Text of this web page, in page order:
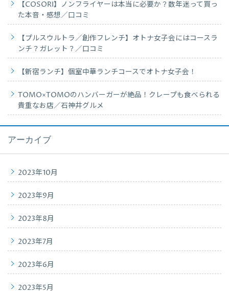
【COSORI】ノンフライヤーは本当に必要か？数年迷って買っ
た本音・感想／口コミ
【プルスウルトラ／創作フレンチ】オトナ女子会にはコースラ
ンチ？ガレット？／口コミ
【新宿ランチ】個室中華ランチコースでオトナ女子会！
TOMO×TOMOのハンバーガーが絶品！クレープも食べられる
貴重なお店／石神井グルメ
アーカイブ
2023年10月
2023年9月
2023年8月
2023年7月
2023年6月
2023年5月